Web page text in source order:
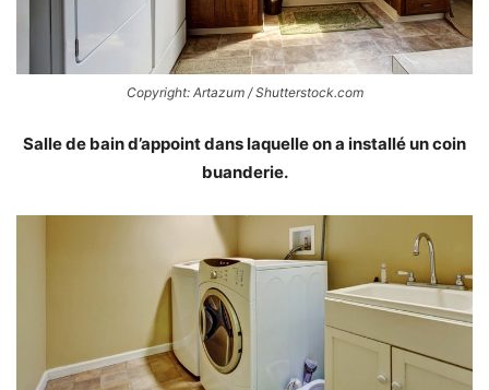
Copyright: Artazum / Shutterstock.com
Salle de bain d’appoint dans laquelle on a installé un coin
buanderie.